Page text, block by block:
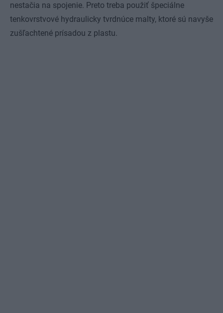
nestačia na spojenie. Preto treba použiť špeciálne
tenkovrstvové hydraulicky tvrdnúce malty, ktoré sú navyše
zušľachtené prísadou z plastu.